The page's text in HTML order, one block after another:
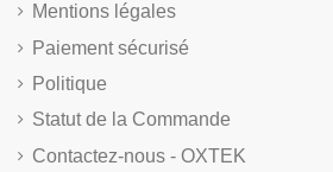
Mentions légales
Paiement sécurisé
Politique
Statut de la Commande
Contactez-nous - OXTEK